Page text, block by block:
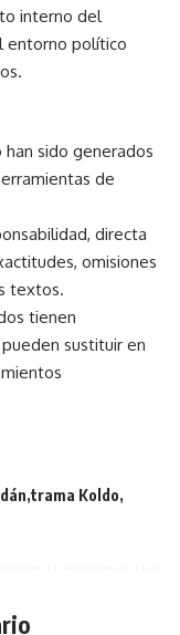
interno del
entorno político
sido generados
de
directa
omisiones
textos.
tienen
sustituir en
trama Koldo